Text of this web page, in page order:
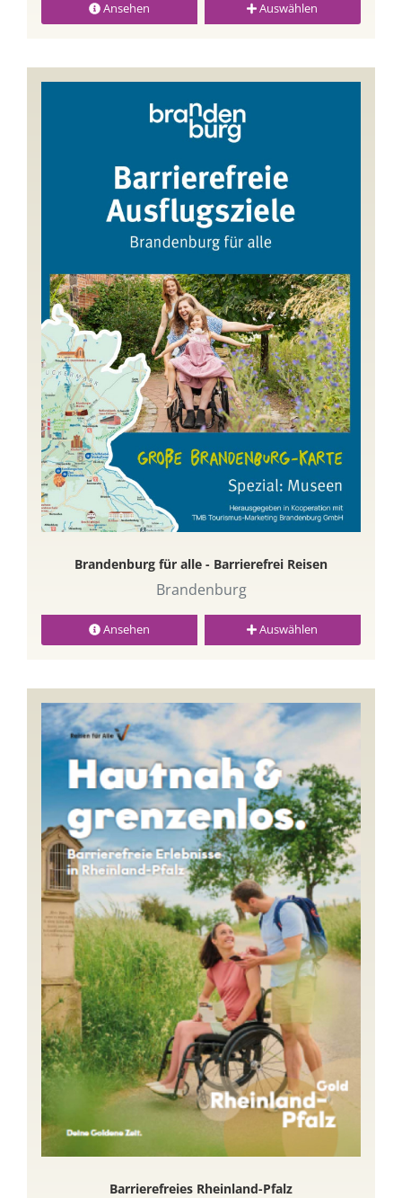
Ansehen Auswählen
Brandenburg für alle - Barrierefrei Reisen
Brandenburg
Ansehen Auswählen
Barrierefreies Rheinland-Pfalz